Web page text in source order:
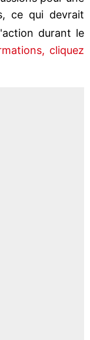
ce qui devrait
durant le
cliquez